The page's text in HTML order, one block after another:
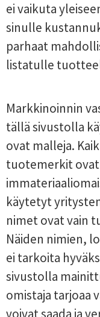
ei vaikuta
sinulle
parhaat
listatulle
Markkinoinnin
tällä sivustolla
ovat malleja.
tuotemerkit ovat
käytetyt
nimet ovat vain
Näiden nimien,
ei tarkoita
sivustolla
omistaja tarjoaa
voivat saada ja